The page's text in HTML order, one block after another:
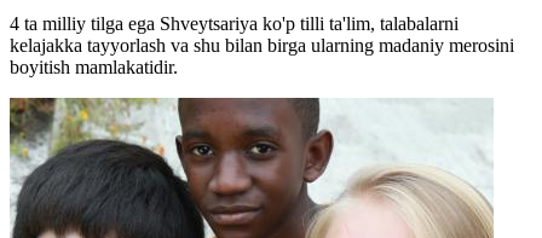
4 ta milliy tilga ega Shveytsariya ko'p tilli ta'lim, talabalarni
kelajakka tayyorlash va shu bilan birga ularning madaniy merosini
boyitish mamlakatidir.